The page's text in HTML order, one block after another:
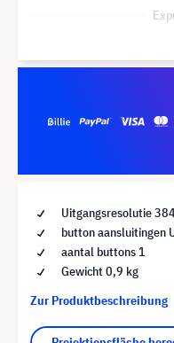
Uitgangsresolutie
button aansluitingen
aantal buttons 1
Gewicht 0,9 kg
Zur Produktbeschreibung